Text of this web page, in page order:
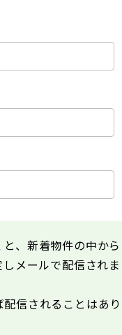
、新着物件の中から
メールで配信されま
信されることはあり